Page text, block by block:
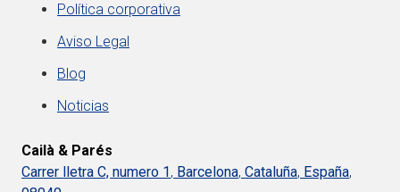
Política corporativa
Aviso Legal
Blog
Noticias
Cailà & Parés
Carrer lletra C, numero 1, Barcelona, Cataluña, España,